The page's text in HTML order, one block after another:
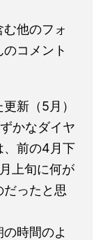
他のフォ
コメント
新（5月）
かなダイヤ
、前の4月下
上旬に何が
ったと思
時間のよ